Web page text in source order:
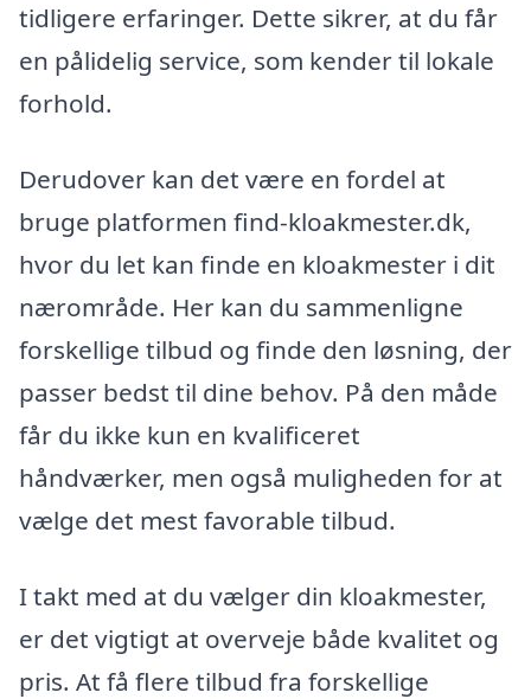
tidligere erfaringer. Dette sikrer, at du får
en pålidelig service, som kender til lokale
forhold.
Derudover kan det være en fordel at
bruge platformen find-kloakmester.dk,
hvor du let kan finde en kloakmester i dit
nærområde. Her kan du sammenligne
forskellige tilbud og finde den løsning, der
passer bedst til dine behov. På den måde
får du ikke kun en kvalificeret
håndværker, men også muligheden for at
vælge det mest favorable tilbud.
I takt med at du vælger din kloakmester,
er det vigtigt at overveje både kvalitet og
pris. At få flere tilbud fra forskellige